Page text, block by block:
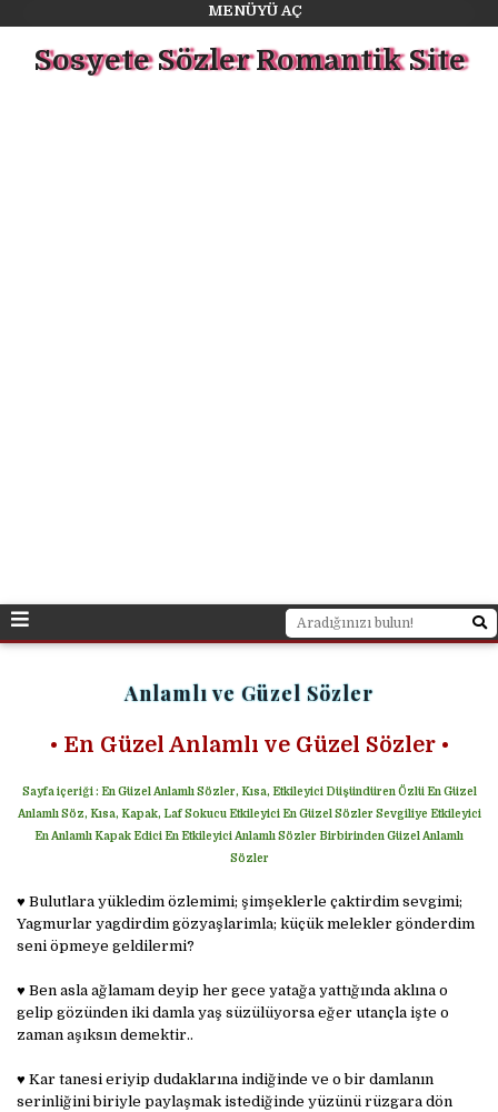
MENÜYÜ AÇ
Sosyete Sözler Romantik Site
Anlamlı ve Güzel Sözler
• En Güzel Anlamlı ve Güzel Sözler •
Sayfa içeriği : En Güzel Anlamlı Sözler, Kısa, Etkileyici Düşündüren Özlü En Güzel
Anlamlı Söz, Kısa, Kapak, Laf Sokucu Etkileyici En Güzel Sözler Sevgiliye Etkileyici
En Anlamlı Kapak Edici En Etkileyici Anlamlı Sözler Birbirinden Güzel Anlamlı
Sözler
♥ Bulutlara yükledim özlemimi; şimşeklerle çaktirdim sevgimi;
Yagmurlar yagdirdim gözyaşlarimla; küçük melekler gönderdim
seni öpmeye geldilermi?
♥ Ben asla ağlamam deyip her gece yatağa yattığında aklına o
gelip gözünden iki damla yaş süzülüyorsa eğer utançla işte o
zaman aşıksın demektir..
♥ Kar tanesi eriyip dudaklarına indiğinde ve o bir damlanın
serinliğini biriyle paylaşmak istediğinde yüzünü rüzgara dön